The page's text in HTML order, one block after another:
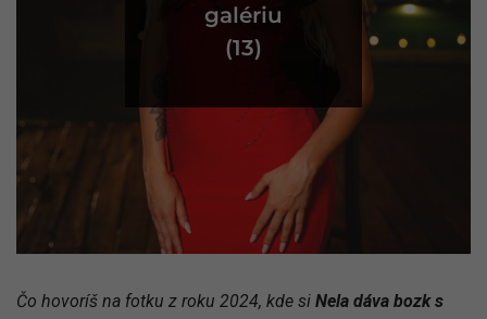
galériu
(13)
Čo hovoríš na fotku z roku 2024, kde si Nela dáva bozk s